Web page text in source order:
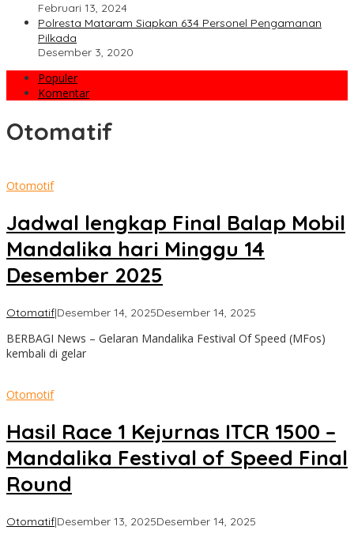
Februari 13, 2024
Polresta Mataram Siapkan 634 Personel Pengamanan
Pilkada
Desember 3, 2020
Populer
Komentar
Otomatif
Otomotif
Jadwal lengkap Final Balap Mobil
Mandalika hari Minggu 14
Desember 2025
Otomatif|Desember 14, 2025Desember 14, 2025
BERBAGI News – Gelaran Mandalika Festival Of Speed (MFos)
kembali di gelar
Otomotif
Hasil Race 1 Kejurnas ITCR 1500 –
Mandalika Festival of Speed Final
Round
Otomatif|Desember 13, 2025Desember 14, 2025